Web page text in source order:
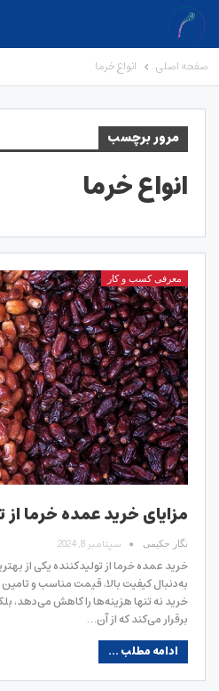
صفحه اصلی انواع خرما
مرور برچسب
انواع خرما
معرفی کسب و کار
مزایای خرید عمده خرما از
نگار حکیمی سپتامبر 8, 2024
خرید عمده خرما از تولیدکننده یکی از
به‌دنبال کیفیت بالا، قیمت مناسب و
خرید نه تنها هزینه‌ها را کاهش می‌دهد،
برقرار می‌کند که از آن…
ادامه مطلب ...